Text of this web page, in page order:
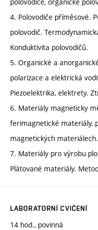
4. Polovodiče příměsové.
polovodič.
Konduktivita polovodičů.
5. Organické a
polarizace a elektrická
Piezoelektrika, elektrety.
6. Materiály magneticky
ferimagnetické materiály,
magnetických materiálech.
7. Materiály pro výrobu
Plátované materiály.
LABORATORNÍ CVIČENÍ
14 hod., povinná